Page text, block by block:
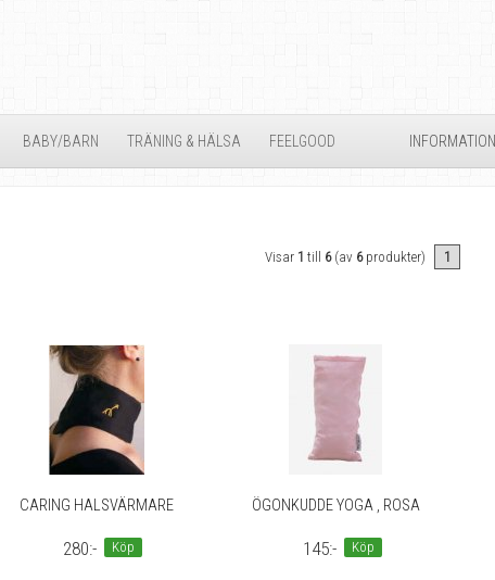
BABY/BARN TRÄNING & HÄLSA FEELGOOD INFORMATION
Visar 1 till 6(av 6produkter) 1
CARING HALSVÄRMARE
280:- Köp
ÖGONKUDDE YOGA , ROSA
145:- Köp